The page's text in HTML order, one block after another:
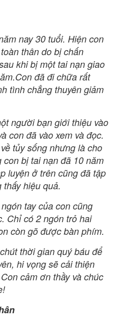
nay 30 tuổi. Hiện con
thân do bị chấn
khi bị một tai nạn giao
đã đi chữa rất
tình chẳng thuyên giảm
người bạn giới thiệu vào
con đã vào xem và đọc.
tủy sống nhưng là cho
bị tai nạn đã 10 năm
luyện ở trên cũng đã tập
hiệu quả.
tay của con cũng
Chỉ có 2 ngón trỏ hai
còn gõ được bàn phím.
thời gian quý báu để
hi vọng sẽ cải thiện
cảm ơn thầy và chúc